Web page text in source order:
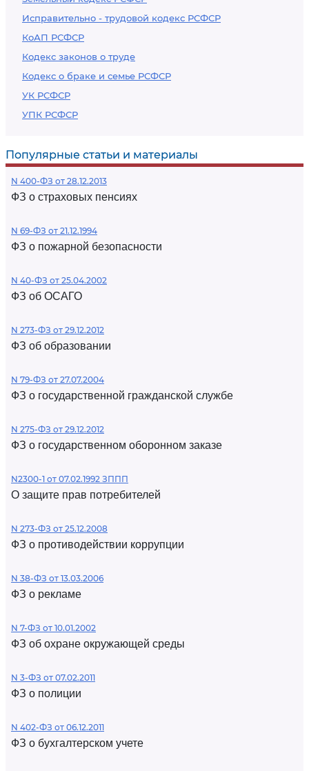
Исправительно - трудовой кодекс РСФСР
КоАП РСФСР
Кодекс законов о труде
Кодекс о браке и семье РСФСР
УК РСФСР
УПК РСФСР
Популярные статьи и материалы
N 400-ФЗ от 28.12.2013
ФЗ о страховых пенсиях
N 69-ФЗ от 21.12.1994
ФЗ о пожарной безопасности
N 40-ФЗ от 25.04.2002
ФЗ об ОСАГО
N 273-ФЗ от 29.12.2012
ФЗ об образовании
N 79-ФЗ от 27.07.2004
ФЗ о государственной гражданской службе
N 275-ФЗ от 29.12.2012
ФЗ о государственном оборонном заказе
N2300-1 от 07.02.1992 ЗППП
О защите прав потребителей
N 273-ФЗ от 25.12.2008
ФЗ о противодействии коррупции
N 38-ФЗ от 13.03.2006
ФЗ о рекламе
N 7-ФЗ от 10.01.2002
ФЗ об охране окружающей среды
N 3-ФЗ от 07.02.2011
ФЗ о полиции
N 402-ФЗ от 06.12.2011
ФЗ о бухгалтерском учете